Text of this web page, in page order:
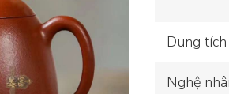
Dung tích
Nghệ